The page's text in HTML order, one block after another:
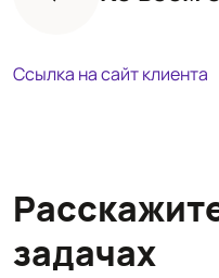
Ссылка на сайт клиента
задачах